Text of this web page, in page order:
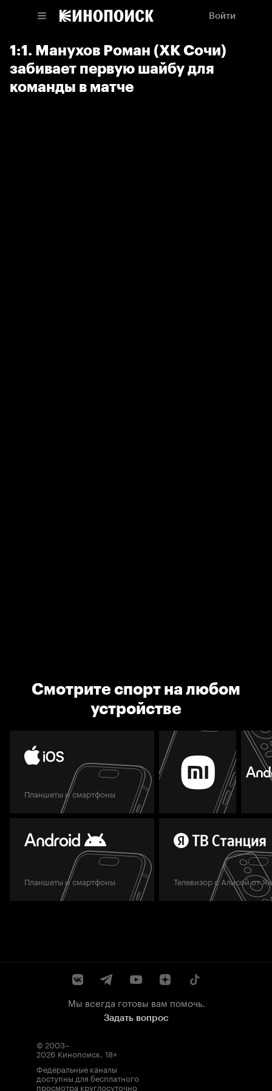
Войти
1:1. Манухов Роман (ХК Сочи)
забивает первую шайбу для
команды в матче
Смотрите спорт на любом
устройстве
Планшеты и смартфоны
Планшеты и смартфоны Телевизор с Алисой от
Мы всегда готовы вам помочь.
Задать вопрос
© 2003–
2026 Кинопоиск. 18+
Федеральные каналы
доступны для бесплатного
просмотра круглосуточно